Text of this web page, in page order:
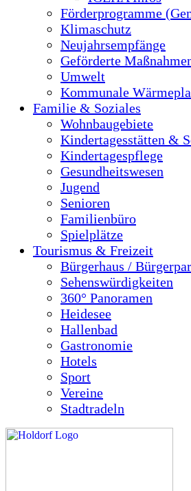
Förderprogramme
Klimaschutz
Neujahrsempfänge
Geförderte
Umwelt
Kommunale
Familie & Soziales
Wohnbaugebiete
Kindertagesstätten &
Kindertagespflege
Gesundheitswesen
Jugend
Senioren
Familienbüro
Spielplätze
Tourismus & Freizeit
Bürgerhaus /
Sehenswürdigkeiten
360° Panoramen
Heidesee
Hallenbad
Gastronomie
Hotels
Sport
Vereine
Stadtradeln